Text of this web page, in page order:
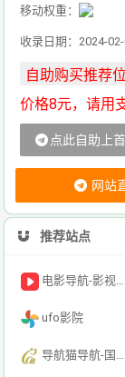
移动权重：
收录日期：2024-02-
价格8元，请用
点此自助上
网站
推荐站点
电影导航-影视导航-电影搜索-影视搜索-电影站收录
ufo影院
导航猫导航-国内专业的技术资源网分类平台